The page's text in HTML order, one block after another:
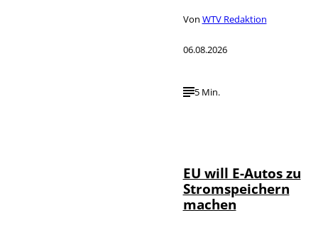
Von WTV Redaktion
06.08.2026
5 Min.
EU will E-Autos zu
Stromspeichern
machen